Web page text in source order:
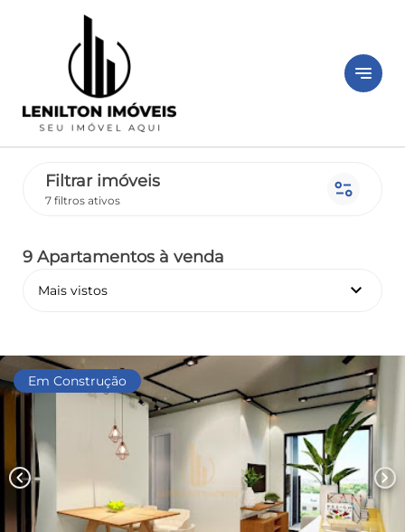
notes
Filtrar imóveis
7 filtros ativos page_info
9 Apartamentos à venda
Mais vistos keyboard_arrow_down
Em Construção
chevron_left chevron_right